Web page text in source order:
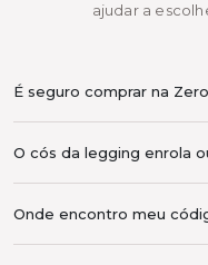
ajudar a
É seguro comprar na
O cós da legging enrola
Onde encontro meu